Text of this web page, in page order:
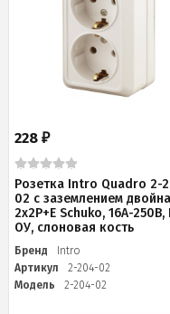
228 ₽
Розетка Intro Quadro 2-
02 с заземлением
2х2P+E Schuko, 16А-250В,
ОУ, слоновая кость
Бренд
Intro
Артикул
2-204-02
Модель
2-204-02